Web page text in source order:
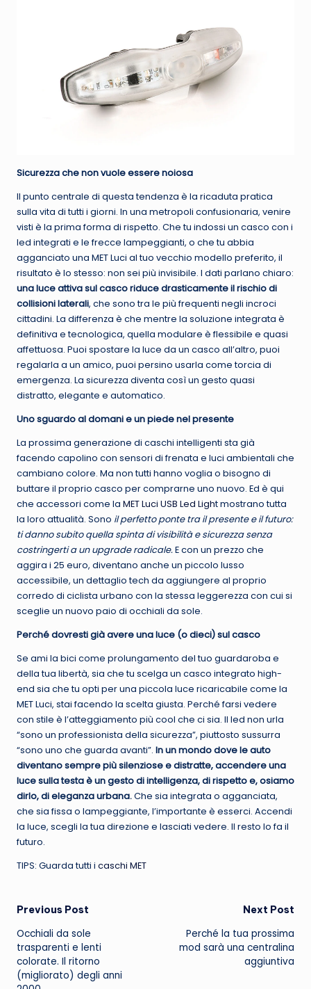
Sicurezza che non vuole essere noiosa
Il punto centrale di questa tendenza è la ricaduta pratica
sulla vita di tutti i giorni. In una metropoli confusionaria, venire
visti è la prima forma di rispetto. Che tu indossi un casco con i
led integrati e le frecce lampeggianti, o che tu abbia
agganciato una MET Luci al tuo vecchio modello preferito, il
risultato è lo stesso: non sei più invisibile. I dati parlano chiaro:
una luce attiva sul casco riduce drasticamente il rischio di
collisioni laterali, che sono tra le più frequenti negli incroci
cittadini. La differenza è che mentre la soluzione integrata è
definitiva e tecnologica, quella modulare è flessibile e quasi
affettuosa. Puoi spostare la luce da un casco all’altro, puoi
regalarla a un amico, puoi persino usarla come torcia di
emergenza. La sicurezza diventa così un gesto quasi
distratto, elegante e automatico.
Uno sguardo al domani e un piede nel presente
La prossima generazione di caschi intelligenti sta già
facendo capolino con sensori di frenata e luci ambientali che
cambiano colore. Ma non tutti hanno voglia o bisogno di
buttare il proprio casco per comprarne uno nuovo. Ed è qui
che accessori come la MET Luci USB Led Light mostrano tutta
la loro attualità. Sono il perfetto ponte tra il presente e il futuro:
ti danno subito quella spinta di visibilità e sicurezza senza
costringerti a un upgrade radicale.E con un prezzo che
aggira i 25 euro, diventano anche un piccolo lusso
accessibile, un dettaglio tech da aggiungere al proprio
corredo di ciclista urbano con la stessa leggerezza con cui si
sceglie un nuovo paio di occhiali da sole.
Perché dovresti già avere una luce (o dieci) sul casco
Se ami la bici come prolungamento del tuo guardaroba e
della tua libertà, sia che tu scelga un casco integrato high-
end sia che tu opti per una piccola luce ricaricabile come la
MET Luci, stai facendo la scelta giusta. Perché farsi vedere
con stile è l’atteggiamento più cool che ci sia. Il led non urla
“sono un professionista della sicurezza”, piuttosto sussurra
“sono uno che guarda avanti”. In un mondo dove le auto
diventano sempre più silenziose e distratte, accendere una
luce sulla testa è un gesto di intelligenza, di rispetto e, osiamo
dirlo, di eleganza urbana.Che sia integrata o agganciata,
che sia fissa o lampeggiante, l’importante è esserci. Accendi
la luce, scegli la tua direzione e lasciati vedere. Il resto lo fa il
futuro.
TIPS: Guarda tutti i caschi MET
Post
navigation
Previous Post
Occhiali da sole
trasparenti e lenti
colorate. Il ritorno
(migliorato) degli anni
Next Post
Perché la tua prossima
mod sarà una centralina
aggiuntiva